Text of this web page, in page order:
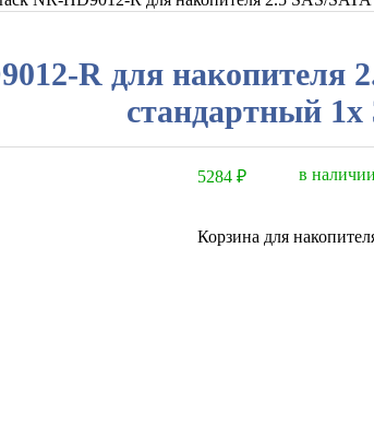
R для накопителя
стандартный 1x
5284 ₽ в
Корзина для